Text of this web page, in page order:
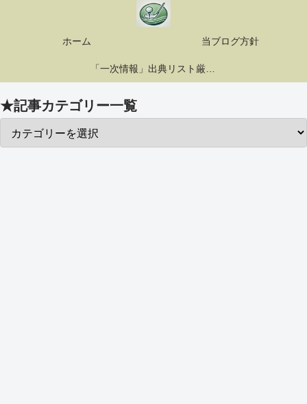
ホーム 当ブログ方針
「一次情報」出典リスト厳選10選
★記事カテゴリー一覧